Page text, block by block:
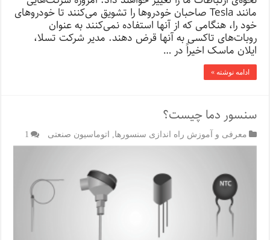
مانند Tesla صاحبان خودروها را تشویق می‌کنند تا خودروهای
خود را، هنگامی ‌که از آنها استفاده نمی‌کنند به عنوان
روبات‌های تاکسی به آنها قرض دهند. مدیر شرکت تسلا،
ایلان ماسک اخیراً در …
ادامه نوشته »
سنسور دما چیست؟
معرفی و آموزش راه اندازی سنسورها, اتوماسیون صنعتی 1